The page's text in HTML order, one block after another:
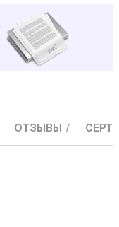
ОТЗЫВЫ 7